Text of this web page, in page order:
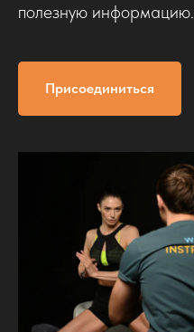
полезную информацию.
Присоединиться